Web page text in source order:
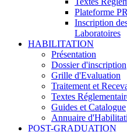
Plateforme
Inscription
Laboratoires
HABILITATION
Présentation
Dossier d'inscription
Grille d'Evaluation
Traitement et
Textes
Guides et Catalogue
Annuaire
POST-GRADUATION